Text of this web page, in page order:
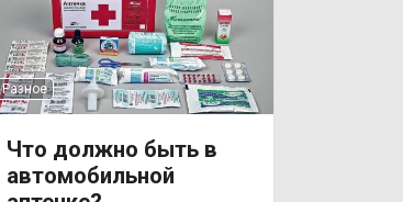
Разное
Что должно быть в
автомобильной